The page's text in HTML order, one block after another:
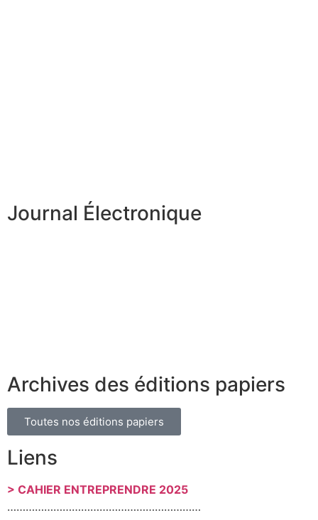
Journal Électronique
Archives des éditions papiers
Toutes nos éditions papiers
Liens
> CAHIER ENTREPRENDRE 2025
………………………………………………………